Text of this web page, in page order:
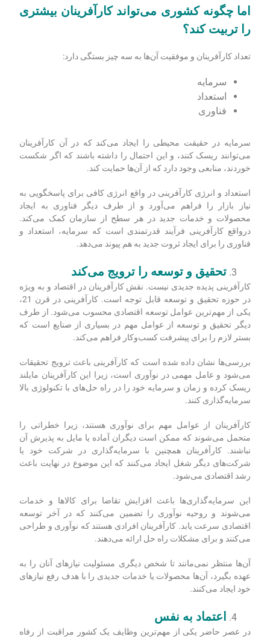
اما چگونه کشوری می‌تواند کارآفرینان بیشتری
را تربیت کند؟
تعداد کارآفرینان و موفقیت آن‌ها به سه چیز بستگی دارد:
سرمایه
استعداد
فناوری
سرمایه در حقیقت محیطی را ایجاد می‌کند که در آن کارآفرینان
می‌توانند ریسک کنند، و این احتمال را داشته باشند که اگر شکست
خوردند، منابعی وجود دارد که از آن‌ها حمایت کند.
استعداد و انرژی کارآفرینی در واقع انرژی کافی برای پاسخگویی به
نیاز بازار را فراهم می‌آورد و از طرف دیگر فناوری به ایجاد
محصولات و خدمات جدید در هر سطح از سازمان کمک می‌کند.
درواقع کارآفرینی فرآیند قدرتمندی است که سرمایه، استعداد و
فناوری را برای ایجاد ثروت جدید به هم پیوند می‌دهد.
تحقیق و توسعه را ترویج می‌کند
کارآفرینی پدیده جدیدی نیست. نقش کارآفرینان در اقتصاد و به ویژه
در حوزه تحقیق و توسعه قابل توجه است. کارآفرینی در قرن 21،
یکی از مهم‌ترین عوامل توسعه اقتصادی محسوب می‌شود. از طرف
دیگر تحقیق و توسعه از عوامل مهم در بسیاری از صنایع است که
بستر لازم را برای پیشرفت کسب‌وکار فراهم می‌کند.
بررسی‌ها نشان داده شده است که کارآفرینی باعث ترویج تحقیقات
می‌شود و عامل مهمی در نوآوری است، زیرا این کارآفرینان مایلند
ریسک کرده و زمان و سرمایه خود را در راه‌ حل‌های با تکنولوژی بالا
سرمایه‌گذاری کنند.
کارآفرینان از عوامل مهم برای نوآوری هستند، زیرا خطراتی را
متحمل می‌شوند که ممکن است دیگران آماده یا مایل به پذیرش آن
نباشند. کارآفرینان همچنین با سرمایه‌گذاری در شرکت خود یا
شرکت‌های دیگر شغل ایجاد می‌کنند که این موضوع در نهایت باعث
رشد اقتصادی می‌شود.
این سرمایه‌گذاری‌ها باعث افزایش تقاضا برای کالاها و خدمات
می‌شوند و روحیه نوآوری را تضمین می‌کنند که در آخر توسعه
اقتصادی سرعت یابد. کارآفرینان افرادی هستند که نوآوری و طراحی
می‌کنند و برای مشکلات راه حل ارائه می‌دهند.
آن‌ها منتظر نمی‌مانند تا شخص دیگری مسئولیت نیازهای آنان را به
عهده بگیرد، آن‌ها محصولات یا خدمات جدیدی را با هدف رفع نیازهای
خود ایجاد می‌کنند.
اعتماد به نفس
در عصر حاضر یکی از مهم‌ترین وظایف یک کشور مراقبت از رفاه